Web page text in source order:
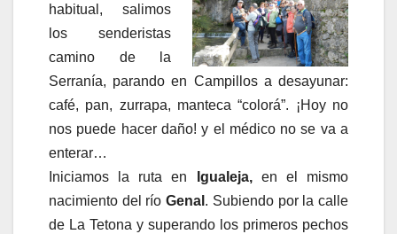
habitual, salimos
los senderistas
camino de la
Serranía, parando en Campillos a desayunar:
café, pan, zurrapa, manteca “colorá”. ¡Hoy no
nos puede hacer daño! y el médico no se va a
enterar…
Iniciamos la ruta en
Igualeja,en el mismo
nacimiento del río Genal . Subiendo por la calle
de La Tetona y superando los primeros pechos